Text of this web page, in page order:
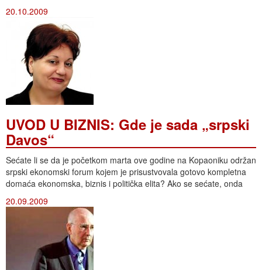
20.10.2009
UVOD U BIZNIS: Gde je sada „srpski
Davos“
Sećate li se da je početkom marta ove godine na Kopaoniku održan
srpski ekonomski forum kojem je prisustvovala gotovo kompletna
domaća ekonomska, biznis i politička elita? Ako se sećate, onda
20.09.2009